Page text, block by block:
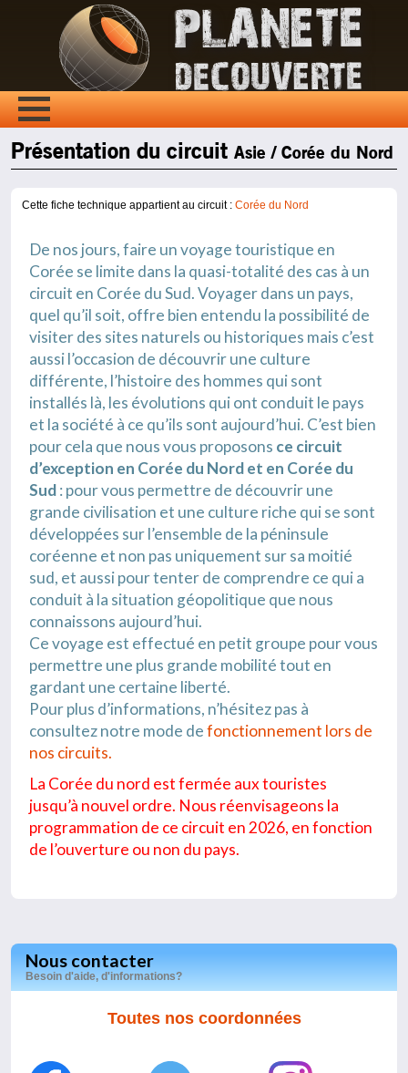
Présentation du circuitAsie / Corée du Nord
Cette fiche technique appartient au circuit :Corée du Nord
De nos jours, faire un voyage touristique en
Corée se limite dans la quasi-totalité des cas à un
circuit en Corée du Sud. Voyager dans un pays,
quel qu’il soit, offre bien entendu la possibilité de
visiter des sites naturels ou historiques mais c’est
aussi l’occasion de découvrir une culture
différente, l’histoire des hommes qui sont
installés là, les évolutions qui ont conduit le pays
et la société à ce qu’ils sont aujourd’hui. C’est bien
pour cela que nous vous proposons ce circuit
d’exception en Corée du Nord et en Corée du
Sud: pour vous permettre de découvrir une
grande civilisation et une culture riche qui se sont
développées sur l’ensemble de la péninsule
coréenne et non pas uniquement sur sa moitié
sud, et aussi pour tenter de comprendre ce qui a
conduit à la situation géopolitique que nous
connaissons aujourd’hui.
Ce voyage est effectué en petit groupe pour vous
permettre une plus grande mobilité tout en
gardant une certaine liberté.
Pour plus d’informations, n’hésitez pas à
consultez notre mode defonctionnement lors de
nos circuits.
La Corée du nord est fermée aux touristes
jusqu’à nouvel ordre. Nous réenvisageons la
programmation de ce circuit en 2026, en fonction
de l’ouverture ou non du pays.
Nous contacter
Besoin d'aide, d'informations?
Toutes nos coordonnées